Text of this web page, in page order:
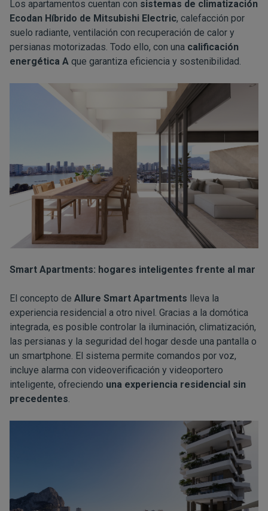
Los apartamentos cuentan con sistemas de climatización
Ecodan Híbrido de Mitsubishi Electric, calefacción por
suelo radiante, ventilación con recuperación de calor y
persianas motorizadas. Todo ello, con una calificación
energética A que garantiza eficiencia y sostenibilidad.
Smart Apartments: hogares inteligentes frente al mar
El concepto de Allure Smart Apartments lleva la
experiencia residencial a otro nivel. Gracias a la domótica
integrada, es posible controlar la iluminación, climatización,
las persianas y la seguridad del hogar desde una pantalla o
un smartphone. El sistema permite comandos por voz,
incluye alarma con videoverificación y videoportero
inteligente, ofreciendo una experiencia residencial sin
precedentes.